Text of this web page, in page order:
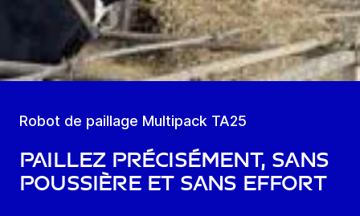
Robot de paillage Multipack TA25
Paillez précisément, sans
poussière et sans effort